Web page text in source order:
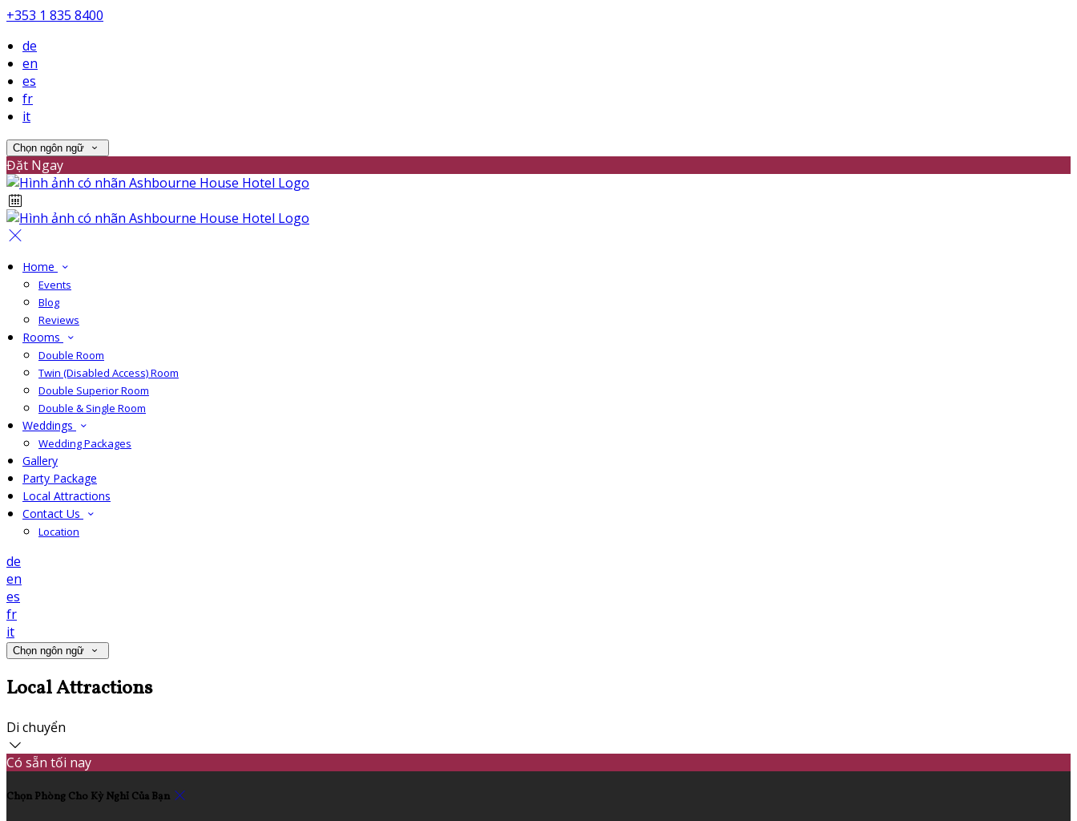
+353 1 835 8400
de
en
es
fr
it
Chọn ngôn ngữ
Đặt Ngay
Home
Events
Blog
Reviews
Rooms
Double Room
Twin (Disabled Access) Room
Double Superior Room
Double & Single Room
Weddings
Wedding Packages
Gallery
Party Package
Local Attractions
Contact Us
Location
de
en
es
fr
it
Chọn ngôn ngữ
Local Attractions
Di chuyển
Có sẵn tối nay
Chọn Phòng Cho Kỳ Nghỉ Của Bạn